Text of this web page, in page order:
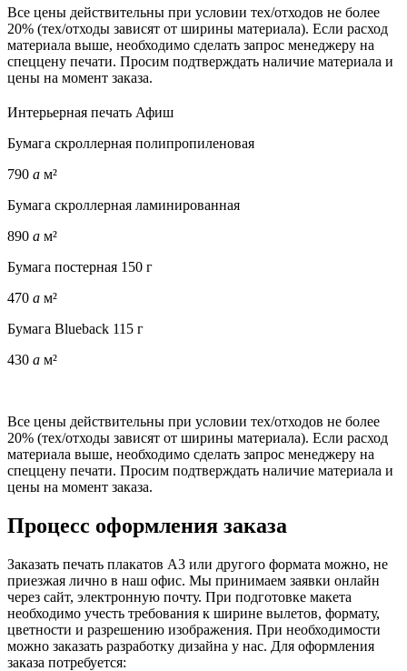
Все цены действительны при условии тех/отходов не более
20% (тех/отходы зависят от ширины материала). Если расход
материала выше, необходимо сделать запрос менеджеру на
спеццену печати. Просим подтверждать наличие материала и
цены на момент заказа.
Интерьерная печать Афиш
Бумага скроллерная полипропиленовая
790 a м²
Бумага скроллерная ламинированная
890 a м²
Бумага постерная 150 г
470 a м²
Бумага Blueback 115 г
430 a м²
Все цены действительны при условии тех/отходов не более
20% (тех/отходы зависят от ширины материала). Если расход
материала выше, необходимо сделать запрос менеджеру на
спеццену печати. Просим подтверждать наличие материала и
цены на момент заказа.
Процесс оформления заказа
Заказать печать плакатов А3 или другого формата можно, не
приезжая лично в наш офис. Мы принимаем заявки онлайн
через сайт, электронную почту. При подготовке макета
необходимо учесть требования к ширине вылетов, формату,
цветности и разрешению изображения. При необходимости
можно заказать разработку дизайна у нас. Для оформления
заказа потребуется: